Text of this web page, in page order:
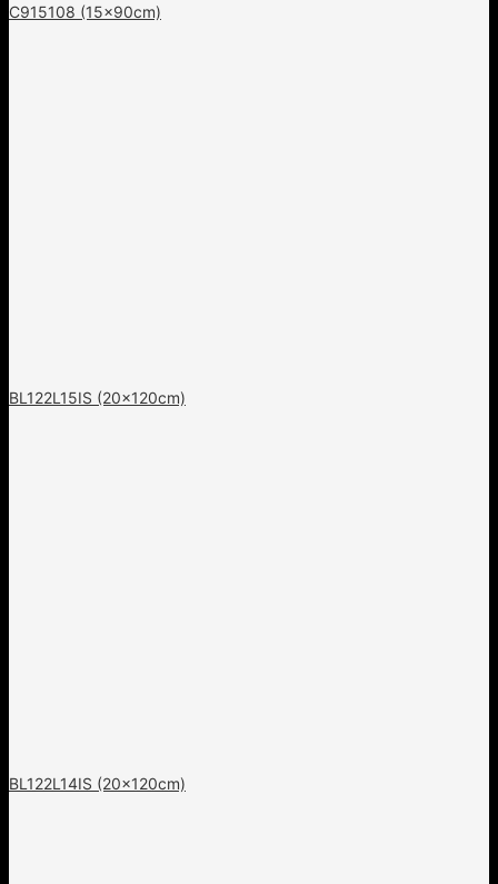
C915108 (15x90cm)
BL122L15IS (20x120cm)
BL122L14IS (20x120cm)